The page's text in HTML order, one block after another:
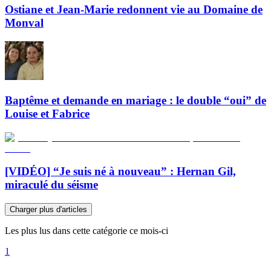
Ostiane et Jean-Marie redonnent vie au Domaine de
Monval
Baptême et demande en mariage : le double “oui” de
Louise et Fabrice
[VIDÉO] “Je suis né à nouveau” : Hernan Gil,
miraculé du séisme
Charger plus d'articles
Les plus lus dans cette catégorie ce mois-ci
1